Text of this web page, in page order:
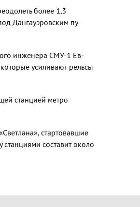
более 1,3
Дангауэровским пу­
инженера СМУ-1 Ев­
усиливают рельсы
станцией метро
стартовав­шие
со­ставит около